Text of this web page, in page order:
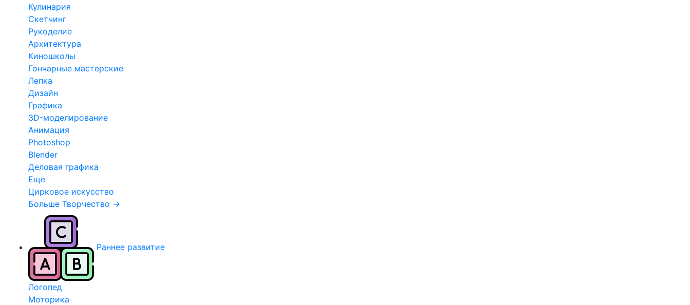
Кулинария
Скетчинг
Рукоделие
Архитектура
Киношколы
Гончарные мастерские
Лепка
Дизайн
Графика
3D-моделирование
Анимация
Photoshop
Blender
Деловая графика
Еще
Цирковое искусство
Больше Творчество →
Раннее развитие
Логопед
Моторика